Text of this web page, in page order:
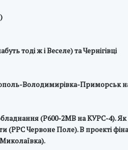
тоді ж і Веселе) та Чернігівці
Володимирівка-Приморськ
(Р600-2МВ на КУРС-4).
Червоне Поле). В проекті